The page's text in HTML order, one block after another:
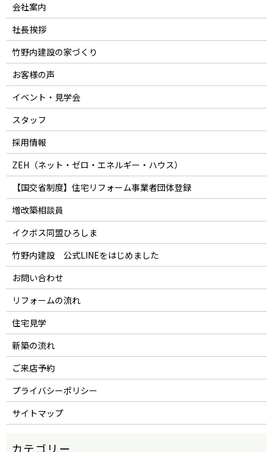
会社案内
社長挨拶
竹野内建設の家づくり
お客様の声
イベント・見学会
スタッフ
採用情報
ZEH（ネット・ゼロ・エネルギー・ハウス）
【国交省制度】住宅リフォーム事業者団体登録
増改築相談員
イクボス同盟ひろしま
竹野内建設 公式LINEをはじめました
お問い合わせ
リフォームの流れ
住宅見学
新築の流れ
ご来店予約
プライバシーポリシー
サイトマップ